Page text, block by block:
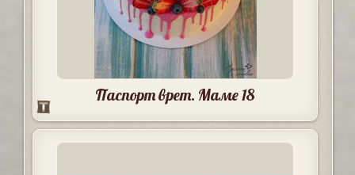
Паспорт врет. Маме 18